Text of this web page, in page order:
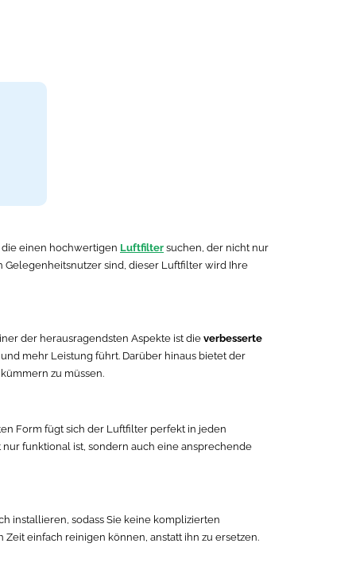
die einen hochwertigen Luftfilter suchen, der nicht nur
Gelegenheitsnutzer sind, dieser Luftfilter wird Ihre
der herausragendsten Aspekte ist die verbesserte
mehr Leistung führt. Darüber hinaus bietet der
zu müssen.
Form fügt sich der Luftfilter perfekt in jeden
funktional ist, sondern auch eine ansprechende
installieren, sodass Sie keine komplizierten
einfach reinigen können, anstatt ihn zu ersetzen.